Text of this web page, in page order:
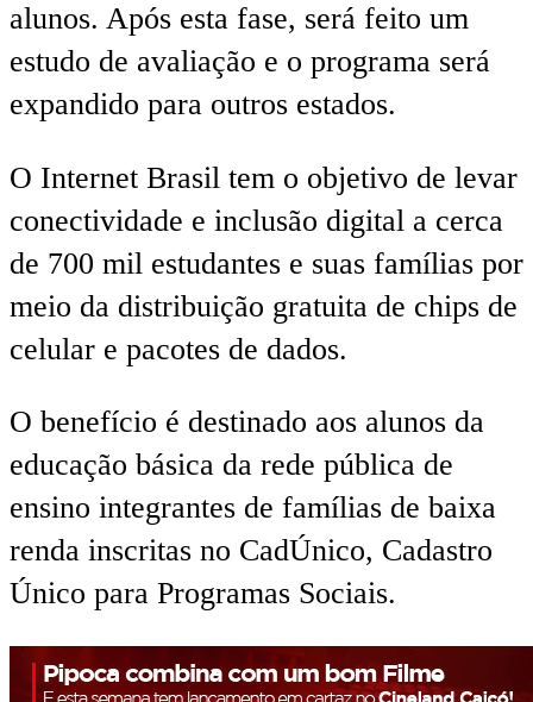
alunos. Após esta fase, será feito um
estudo de avaliação e o programa será
expandido para outros estados.
O Internet Brasil tem o objetivo de levar
conectividade e inclusão digital a cerca
de 700 mil estudantes e suas famílias por
meio da distribuição gratuita de chips de
celular e pacotes de dados.
O benefício é destinado aos alunos da
educação básica da rede pública de
ensino integrantes de famílias de baixa
renda inscritas no CadÚnico, Cadastro
Único para Programas Sociais.